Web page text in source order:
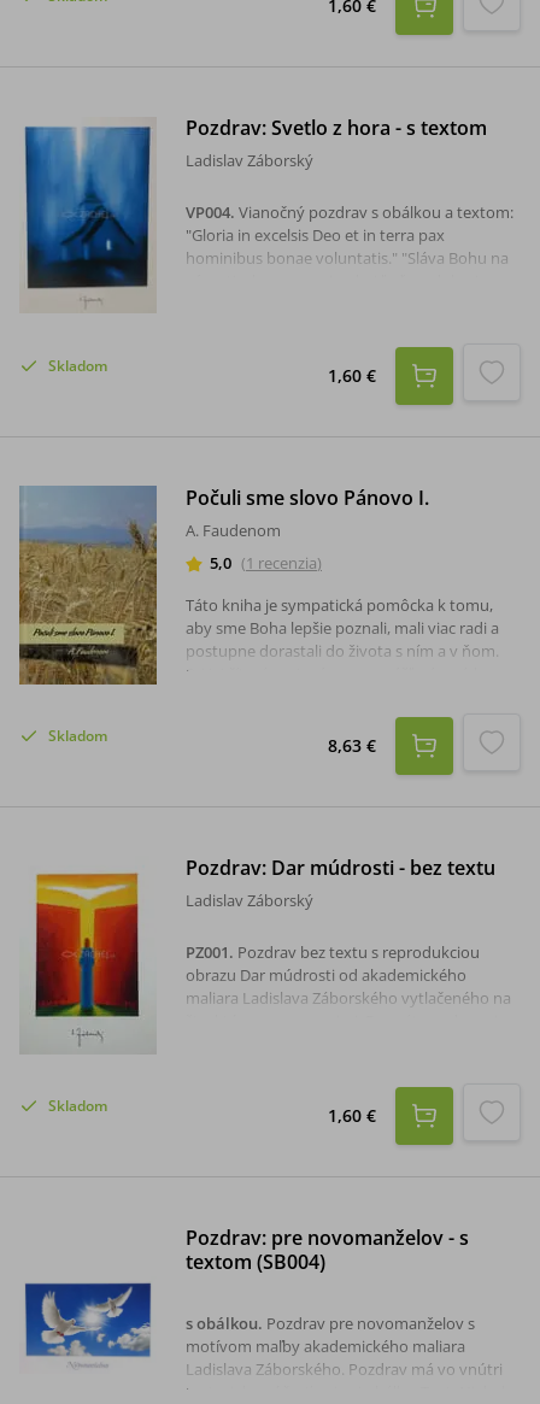
1,60 €
Pozdrav: Svetlo z hora - s textom
Ladislav Záborský
VP004. Vianočný pozdrav s obálkou a textom:
"Gloria in excelsis Deo et in terra pax
hominibus bonae voluntatis." "Sláva Bohu na
Skladom 1,60 €
Počuli sme slovo Pánovo I.
A. Faudenom
5,0 (1 recenzia)
Táto kniha je sympatická pomôcka k tomu,
aby sme Boha lepšie poznali, mali viac radi a
postupne dorastali do života s ním a v ňom.
Pri jej čítaní spojeným s rozmýšľaním, získame
budeme spoznávať ako brata, ktorý nám s
veľkou láskou a porozumením ponúka cestu
životom a evanjeliá ako stále aktuálny a živý
Skladom 8,63 €
Pozdrav: Dar múdrosti - bez textu
Ladislav Záborský
PZ001. Pozdrav bez textu s reprodukciou
obrazu Dar múdrosti od akademického
maliara Ladislava Záborského vytlačeného na
Skladom 1,60 €
Pozdrav: pre novomanželov - s
textom (SB004)
s obálkou. Pozdrav pre novomanželov s
motívom maľby akademického maliara
Ladislava Záborského. Pozdrav má vo vnútri
text a jeho súčasťou je aj obálka. Text: Niekoho